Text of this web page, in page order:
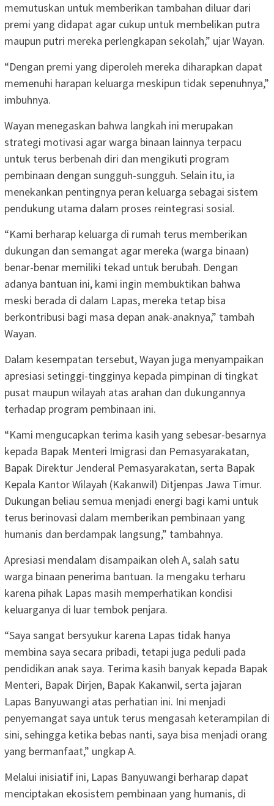
memutuskan untuk memberikan tambahan diluar dari
premi yang didapat agar cukup untuk membelikan putra
maupun putri mereka perlengkapan sekolah,” ujar Wayan.
“Dengan premi yang diperoleh mereka diharapkan dapat
memenuhi harapan keluarga meskipun tidak sepenuhnya,”
imbuhnya.
Wayan menegaskan bahwa langkah ini merupakan
strategi motivasi agar warga binaan lainnya terpacu
untuk terus berbenah diri dan mengikuti program
pembinaan dengan sungguh-sungguh. Selain itu, ia
menekankan pentingnya peran keluarga sebagai sistem
pendukung utama dalam proses reintegrasi sosial.
“Kami berharap keluarga di rumah terus memberikan
dukungan dan semangat agar mereka (warga binaan)
benar-benar memiliki tekad untuk berubah. Dengan
adanya bantuan ini, kami ingin membuktikan bahwa
meski berada di dalam Lapas, mereka tetap bisa
berkontribusi bagi masa depan anak-anaknya,” tambah
Wayan.
Dalam kesempatan tersebut, Wayan juga menyampaikan
apresiasi setinggi-tingginya kepada pimpinan di tingkat
pusat maupun wilayah atas arahan dan dukungannya
terhadap program pembinaan ini.
“Kami mengucapkan terima kasih yang sebesar-besarnya
kepada Bapak Menteri Imigrasi dan Pemasyarakatan,
Bapak Direktur Jenderal Pemasyarakatan, serta Bapak
Kepala Kantor Wilayah (Kakanwil) Ditjenpas Jawa Timur.
Dukungan beliau semua menjadi energi bagi kami untuk
terus berinovasi dalam memberikan pembinaan yang
humanis dan berdampak langsung,” tambahnya.
Apresiasi mendalam disampaikan oleh A, salah satu
warga binaan penerima bantuan. Ia mengaku terharu
karena pihak Lapas masih memperhatikan kondisi
keluarganya di luar tembok penjara.
“Saya sangat bersyukur karena Lapas tidak hanya
membina saya secara pribadi, tetapi juga peduli pada
pendidikan anak saya. Terima kasih banyak kepada Bapak
Menteri, Bapak Dirjen, Bapak Kakanwil, serta jajaran
Lapas Banyuwangi atas perhatian ini. Ini menjadi
penyemangat saya untuk terus mengasah keterampilan di
sini, sehingga ketika bebas nanti, saya bisa menjadi orang
yang bermanfaat,” ungkap A.
Melalui inisiatif ini, Lapas Banyuwangi berharap dapat
menciptakan ekosistem pembinaan yang humanis, di